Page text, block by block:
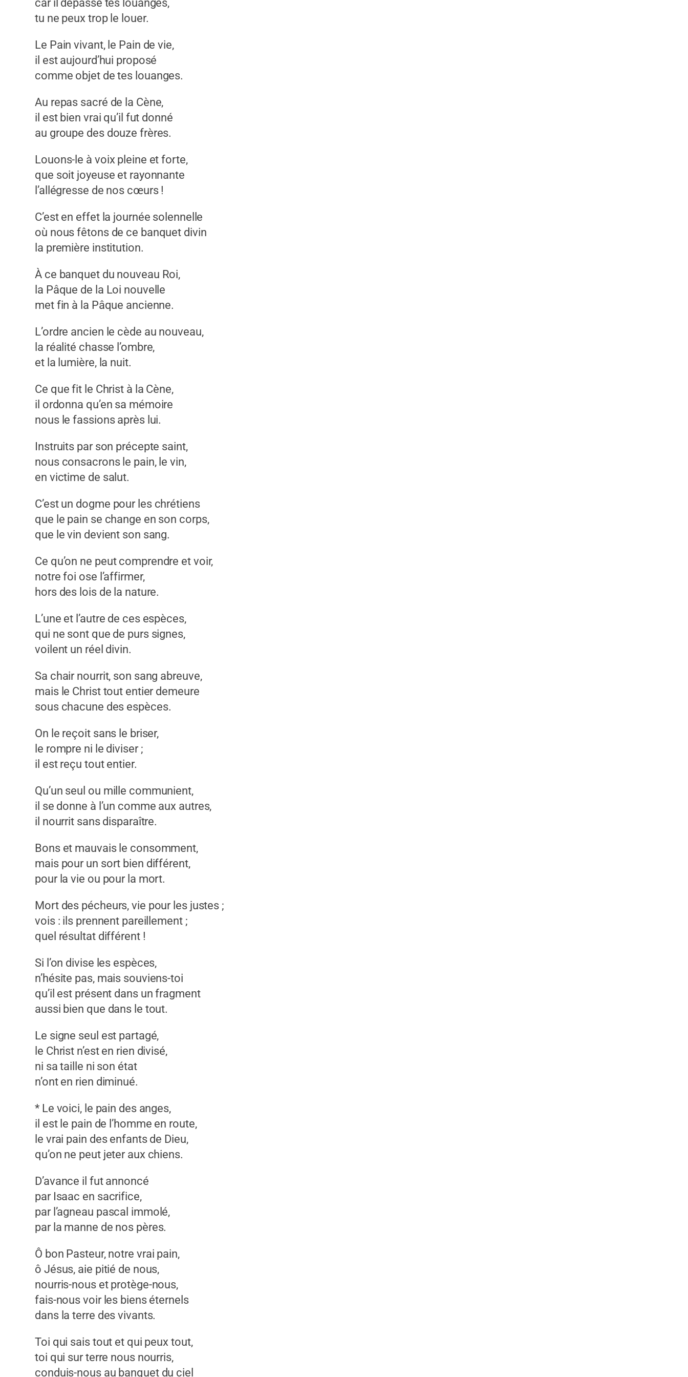
car il dépasse tes louanges,
tu ne peux trop le louer.
Le Pain vivant, le Pain de vie,
il est aujourd’hui proposé
comme objet de tes louanges.
Au repas sacré de la Cène,
il est bien vrai qu’il fut donné
au groupe des douze frères.
Louons-le à voix pleine et forte,
que soit joyeuse et rayonnante
l’allégresse de nos cœurs !
C’est en effet la journée solennelle
où nous fêtons de ce banquet divin
la première institution.
À ce banquet du nouveau Roi,
la Pâque de la Loi nouvelle
met fin à la Pâque ancienne.
L’ordre ancien le cède au nouveau,
la réalité chasse l’ombre,
et la lumière, la nuit.
Ce que fit le Christ à la Cène,
il ordonna qu’en sa mémoire
nous le fassions après lui.
Instruits par son précepte saint,
nous consacrons le pain, le vin,
en victime de salut.
C’est un dogme pour les chrétiens
que le pain se change en son corps,
que le vin devient son sang.
Ce qu’on ne peut comprendre et voir,
notre foi ose l’affirmer,
hors des lois de la nature.
L’une et l’autre de ces espèces,
qui ne sont que de purs signes,
voilent un réel divin.
Sa chair nourrit, son sang abreuve,
mais le Christ tout entier demeure
sous chacune des espèces.
On le reçoit sans le briser,
le rompre ni le diviser ;
il est reçu tout entier.
Qu’un seul ou mille communient,
il se donne à l’un comme aux autres,
il nourrit sans disparaître.
Bons et mauvais le consomment,
mais pour un sort bien différent,
pour la vie ou pour la mort.
Mort des pécheurs, vie pour les justes ;
vois : ils prennent pareillement ;
quel résultat différent !
Si l’on divise les espèces,
n’hésite pas, mais souviens-toi
qu’il est présent dans un fragment
aussi bien que dans le tout.
Le signe seul est partagé,
le Christ n’est en rien divisé,
ni sa taille ni son état
n’ont en rien diminué.
* Le voici, le pain des anges,
il est le pain de l’homme en route,
le vrai pain des enfants de Dieu,
qu’on ne peut jeter aux chiens.
D’avance il fut annoncé
par Isaac en sacrifice,
par l’agneau pascal immolé,
par la manne de nos pères.
Ô bon Pasteur, notre vrai pain,
ô Jésus, aie pitié de nous,
nourris-nous et protège-nous,
fais-nous voir les biens éternels
dans la terre des vivants.
Toi qui sais tout et qui peux tout,
toi qui sur terre nous nourris,
conduis-nous au banquet du ciel